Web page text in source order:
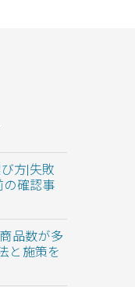
方|失敗
の確認事
品数が多
と施策を